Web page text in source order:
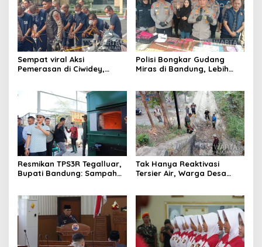
Sempat viral Aksi
Pemerasan di Ciwidey,
Polisi Bongkar Gudang
Miras di Bandung, Lebih
Resmikan TPS3R Tegalluar,
Bupati Bandung: Sampah
Tak Hanya Reaktivasi
Tersier Air, Warga Desa